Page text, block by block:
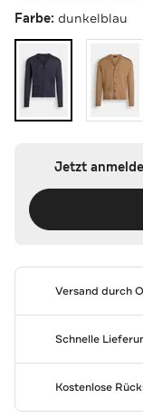
Farbe: dunkelblau
Jetzt
Versand durch
Schnelle
Kostenlose